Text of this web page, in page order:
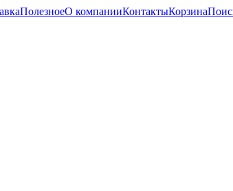
ПолезноеО компанииКонтактыКорзина